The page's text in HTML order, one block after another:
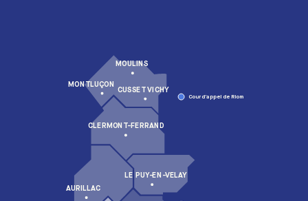
Cour d’appel de Riom
AURILLAC
LE PUY-EN-VELAY
CLERMONT-FERRAND
MONTLUÇON
CUSSET VICHY
MOULINS